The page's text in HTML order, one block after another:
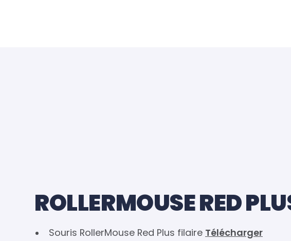
ROLLERMOUSE RED
Souris RollerMouse Red Plus filaire Télécharger